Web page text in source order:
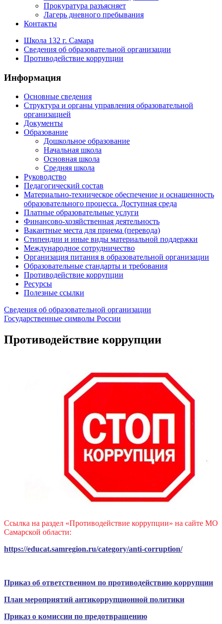
Прокуратура разъясняет
Лагерь дневного пребывания
Контакты
Школа 132 г. Самара
Сведения об образовательной организации
Противодействие коррупции
Информация
Основные сведения
Структура и органы управления образовательной
организацией
Документы
Образование
Дошкольное образование
Начальная школа
Основная школа
Средняя школа
Руководство
Педагогический состав
Материально-техническое обеспечение и оснащенность
образовательного процесса. Доступная среда
Платные образовательные услуги
Финансово-хозяйственная деятельность
Вакантные места для приема (перевода)
Стипендии и иные виды материальной поддержки
Международное сотрудничество
Организация питания в образовательной организации
Образовательные стандарты и требования
Противодействие коррупции
Ресурсы
Полезные ссылки
Сведения об образовательной организации
Государственные символы России
Противодействие коррупции
Ссылка на раздел «Противодействие коррупции» на сайте МО
Самарской области:
https://educat.samregion.ru/category/anti-corruption/
Приказ об ответственном по противодействию коррупции
План мероприятий антикоррупционной политики
Приказ о комиссии по предотвращению